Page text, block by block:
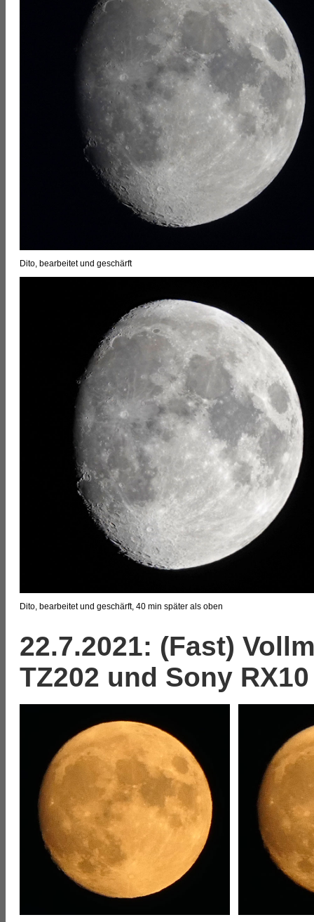
Dito, bearbeitet und geschärft
Dito, bearbeitet und geschärft, 40 min später als oben
22.7.2021: (Fast)
TZ202 und Sony RX10